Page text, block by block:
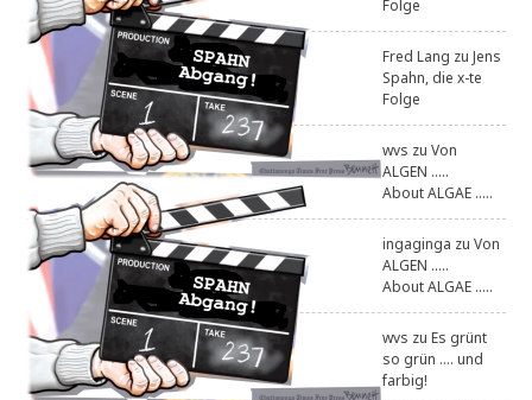
Folge
Fred Lang zuJens
Spahn, die x-te
Folge
wvs zuVon
ALGEN .....
About ALGAE .....
ingaginga zuVon
ALGEN .....
About ALGAE .....
wvs zuEs grünt
so grün .... und
farbig!